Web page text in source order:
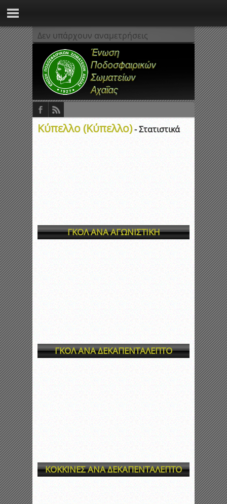
Δεν υπάρχουν αναμετρήσεις
Κύπελλο (Κύπελλο)- Στατιστικά
ΓΚΟΛ ΑΝΑ ΑΓΩΝΙΣΤΙΚΗ
ΓΚΟΛ ΑΝΑ ΔΕΚΑΠΕΝΤΑΛΕΠΤΟ
ΚΟΚΚΙΝΕΣ ΑΝΑ ΔΕΚΑΠΕΝΤΑΛΕΠΤΟ